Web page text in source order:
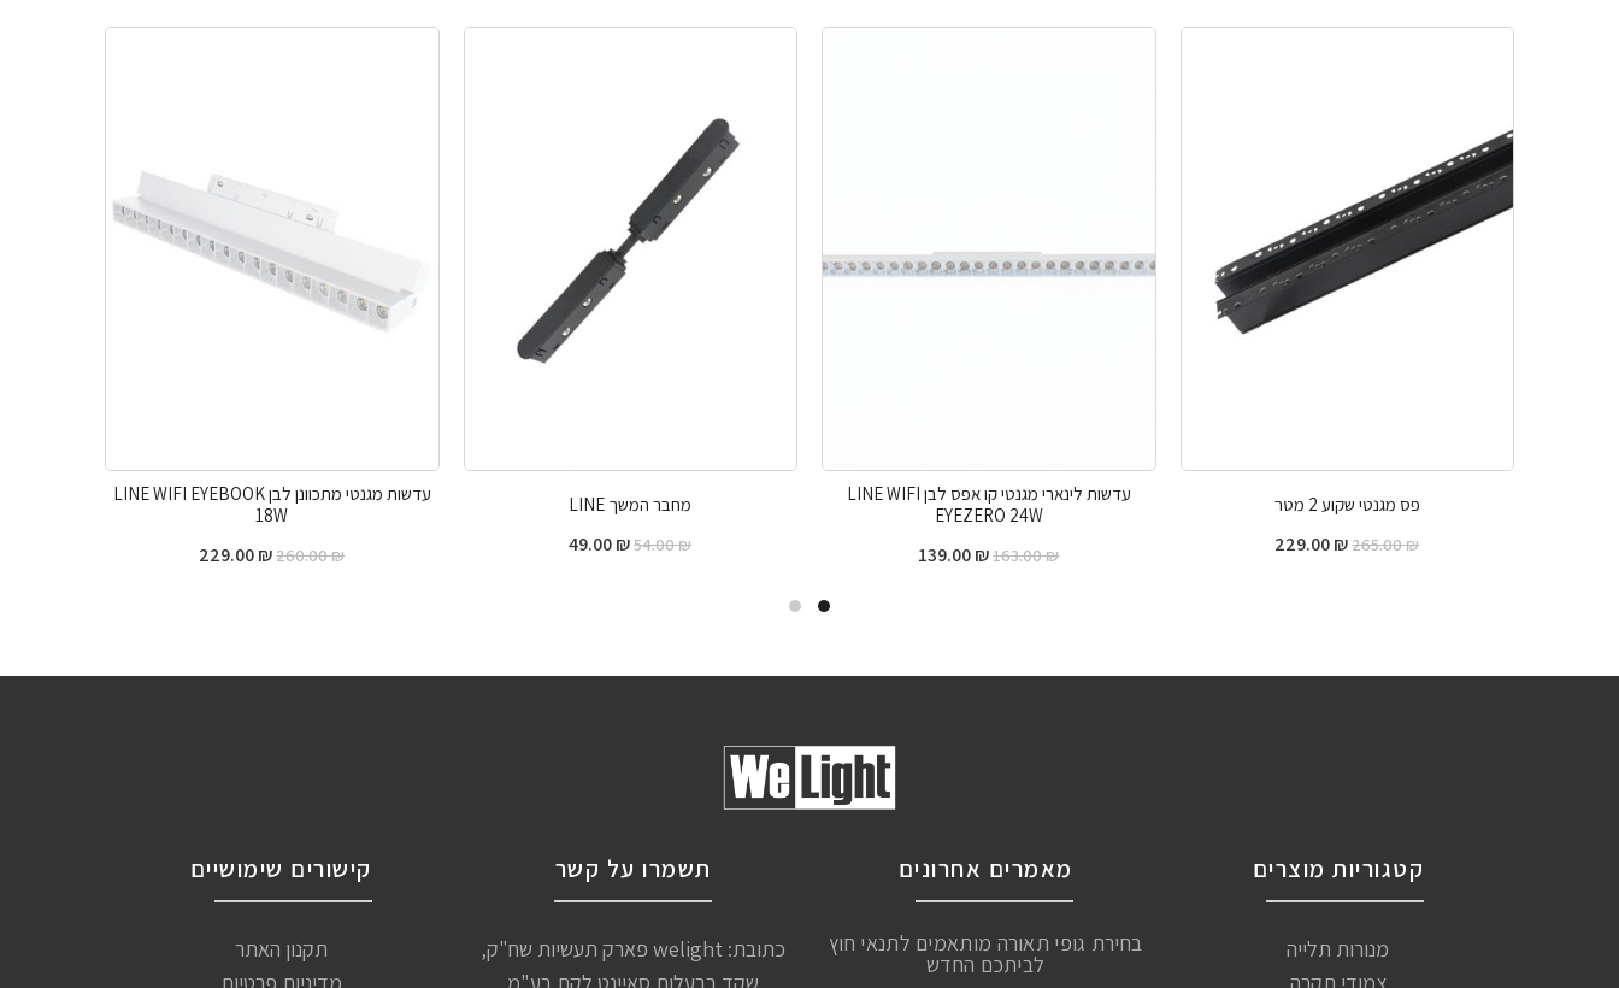
פס מגנטי שקוע 2 מטר
265.00₪
229.00₪
עדשות לינארי מגנטי קו אפס לבן LINE WIFI
EYEZERO 24W
163.00₪
139.00₪
מחבר המשך LINE
54.00₪
49.00₪
עדשות מגנטי מתכוונן לבן LINE WIFI EYEBOOK
18W
260.00₪
229.00₪
קטגוריות מוצרים
מנורות תלייה
מאמרים אחרונים
בחירת גופי תאורה מותאמים לתנאי חוץ
לביתכם החדש
תשמרו על קשר
כתובת: welight פארק תעשיות שח"ק,
קישורים שימושיים
תקנון האתר